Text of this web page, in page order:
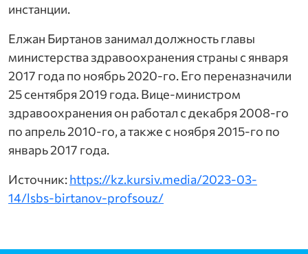
«Qamqor»
и работников в сфере спорта
инстанции.
Елжан Биртанов занимал должность главы
министерства здравоохранения страны с января
2017 года по ноябрь 2020-го. Его переназначили
25 сентября 2019 года. Вице-министром
здравоохранения он работал с декабря 2008-го
по апрель 2010-го, а также с ноября 2015-го по
январь 2017 года.
Источник:https://kz.kursiv.media/2023-03-
14/lsbs-birtanov-profsouz/